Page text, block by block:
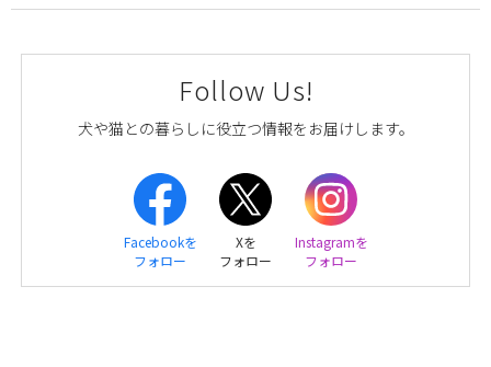
Follow Us!
犬や猫との暮らしに役立つ情報をお届けします。
Facebookを
フォロー
Xを
フォロー
Instagramを
フォロー